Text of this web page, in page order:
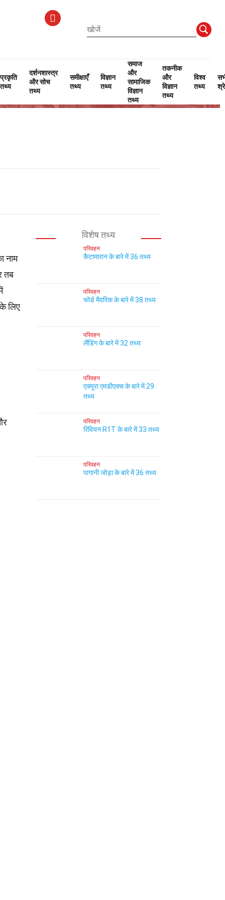
प्रकृति
तथ्य
दर्शनशास्त्र
और सोच
तथ्य
समीक्षाएँ
तथ्य
विज्ञान
तथ्य
समाज
और
सामाजिक
विज्ञान
तथ्य
तकनीक
और
विज्ञान
तथ्य
विश्व
तथ्य
नाम
तब
लिए
विशेष तथ्य
परिवहन
कैटामारान के बारे में 36 तथ्य
परिवहन
फोर्ड मैवरिक के बारे में 38 तथ्य
परिवहन
लैंडिंग के बारे में 32 तथ्य
परिवहन
एक्यूरा एमडीएक्स के बारे में 29
तथ्य
परिवहन
रिवियन R1T के बारे में 33 तथ्य
परिवहन
पागानी जोड़ा के बारे में 36 तथ्य